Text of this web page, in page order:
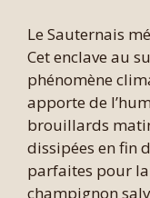
Le Sauternais
Cet enclave au
phénomène
apporte de
brouillards
dissipées en fin
parfaites pour
champignon